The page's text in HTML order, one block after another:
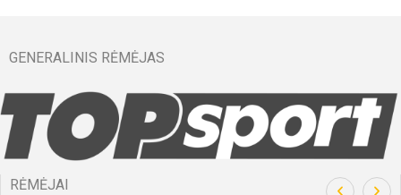
GENERALINIS RĖMĖJAS
RĖMĖJAI